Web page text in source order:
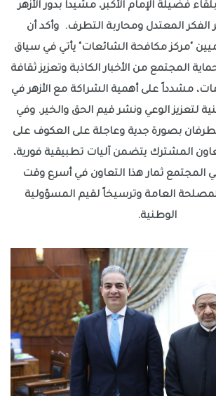
بلقاء فضيلة الإمام الأكبر، مشيداً بدور الأزهر
المعتدل ومحاربة التطرف. وأكد أن
"مركز مكافحة الشائعات" يأتي في سياق
المجتمع من الأخبار الكاذبة وتعزيز ثقافة
مشدداً على أهمية الشراكة مع الأزهر في
لتعزيز الوعي ونشر قيم الحق والخير. وفي
بصورة جدية وعاجلة على العكوف على
المشترك يتضمن آليات تطبيقية فورية،
المجتمع ثمار هذا التعاون في أسرع وقت
العامة وترسيخاً لقيم المسؤولية
الوطنية.